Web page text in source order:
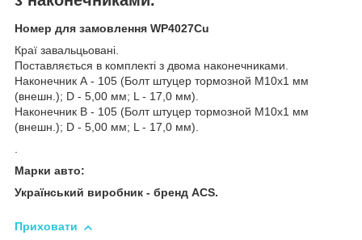
Номер для замовлення WP4027Cu
Краї завальцьовані.
Поставляється в комплекті з двома наконечниками.
Наконечник А - 105 (Болт штуцер тормозной М10х1 мм
(внешн.); D - 5,00 мм; L - 17,0 мм).
Наконечник В - 105 (Болт штуцер тормозной М10х1 мм
(внешн.); D - 5,00 мм; L - 17,0 мм).
.
Марки авто:
Український виробник - бренд ACS.
Приховати